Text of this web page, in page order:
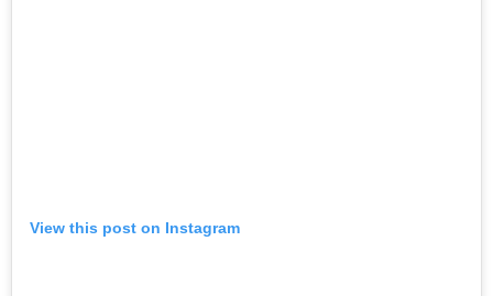
View this post on Instagram